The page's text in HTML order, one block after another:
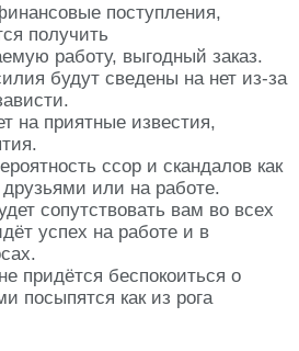
поступления,
получить
работу, выгодный заказ.
будут сведены на нет из-за
на приятные известия,
ссор и скандалов как
или на работе.
сопутствовать вам во всех
успех на работе и в
придётся беспокоиться о
посыпятся как из рога